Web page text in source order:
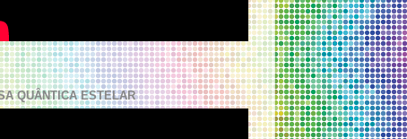
QUÂNTICA ESTELAR